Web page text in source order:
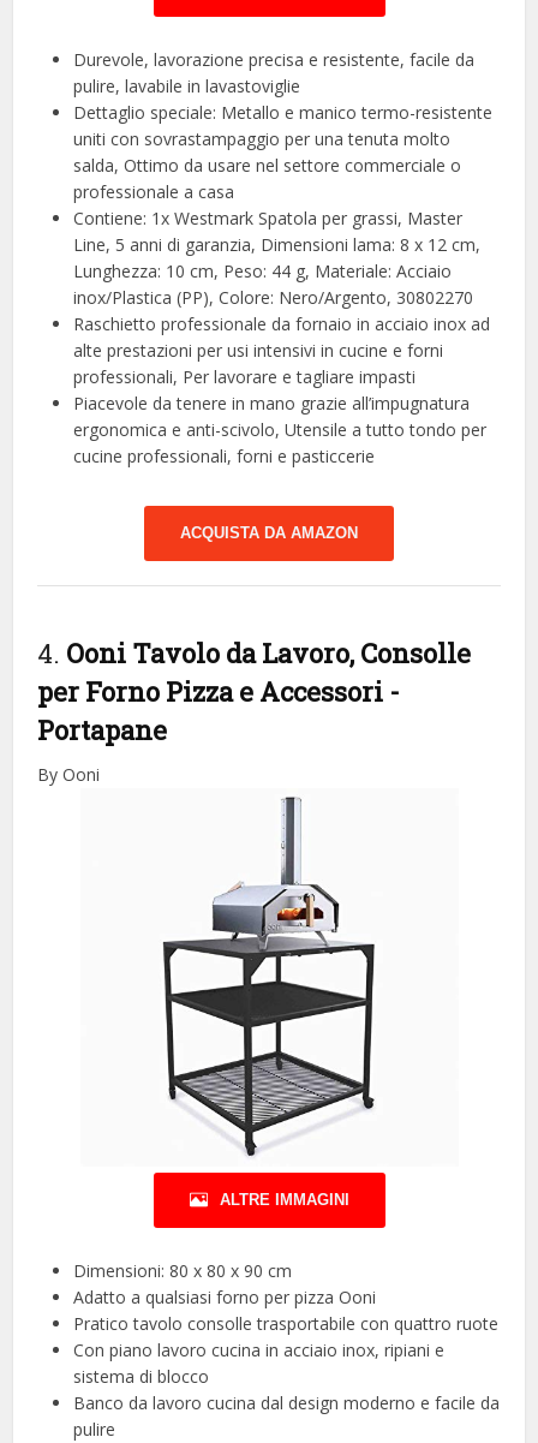
Durevole, lavorazione precisa e resistente, facile da
pulire, lavabile in lavastoviglie
Dettaglio speciale: Metallo e manico termo-resistente
uniti con sovrastampaggio per una tenuta molto
salda, Ottimo da usare nel settore commerciale o
professionale a casa
Contiene: 1x Westmark Spatola per grassi, Master
Line, 5 anni di garanzia, Dimensioni lama: 8 x 12 cm,
Lunghezza: 10 cm, Peso: 44 g, Materiale: Acciaio
inox/Plastica (PP), Colore: Nero/Argento, 30802270
Raschietto professionale da fornaio in acciaio inox ad
alte prestazioni per usi intensivi in cucine e forni
professionali, Per lavorare e tagliare impasti
Piacevole da tenere in mano grazie all’impugnatura
ergonomica e anti-scivolo, Utensile a tutto tondo per
cucine professionali, forni e pasticcerie
ACQUISTA DA AMAZON
4. Ooni Tavolo da Lavoro, Consolle
per Forno Pizza e Accessori -
Portapane
By Ooni
ALTRE IMMAGINI
Dimensioni: 80 x 80 x 90 cm
Adatto a qualsiasi forno per pizza Ooni
Pratico tavolo consolle trasportabile con quattro ruote
Con piano lavoro cucina in acciaio inox, ripiani e
sistema di blocco
Banco da lavoro cucina dal design moderno e facile da
pulire